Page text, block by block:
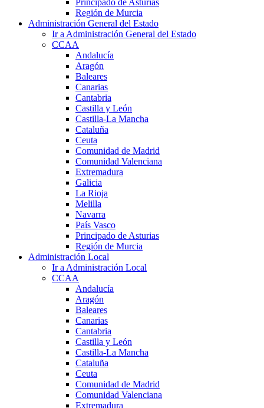
Región de Murcia
Administración General del Estado
Ir a Administración General del Estado
CCAA
Andalucía
Aragón
Baleares
Canarias
Cantabria
Castilla y León
Castilla-La Mancha
Cataluña
Ceuta
Comunidad de Madrid
Comunidad Valenciana
Extremadura
Galicia
La Rioja
Melilla
Navarra
País Vasco
Principado de Asturias
Región de Murcia
Administración Local
Ir a Administración Local
CCAA
Andalucía
Aragón
Baleares
Canarias
Cantabria
Castilla y León
Castilla-La Mancha
Cataluña
Ceuta
Comunidad de Madrid
Comunidad Valenciana
Extremadura